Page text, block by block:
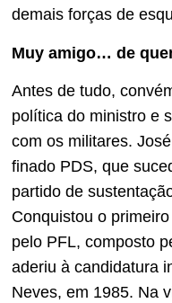
demais forças de
Muy amigo… de
Antes de tudo,
política do ministro e
com os militares.
finado PDS, que
partido de
Conquistou o
pelo PFL, composto
aderiu à candidatura
Neves, em 1985. Na